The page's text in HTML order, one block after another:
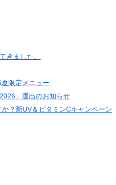
きました。
限定メニュー
」選出のお知らせ
？新UV＆ビタミンCキャンペーン